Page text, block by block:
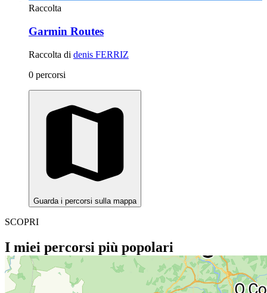
Raccolta
Garmin Routes
Raccolta di denis FERRIZ
0 percorsi
Guarda i percorsi sulla mappa
SCOPRI
I miei percorsi più popolari